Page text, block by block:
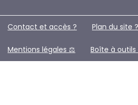
Contact et accès ? Plan du site ?️
Mentions légales ⚖️ Boîte à